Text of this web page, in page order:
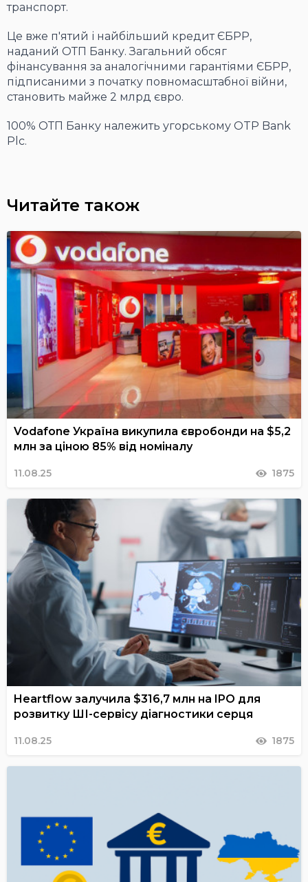
транспорт.
Це вже п'ятий і найбільший кредит ЄБРР,
наданий ОТП Банку. Загальний обсяг
фінансування за аналогічними гарантіями ЄБРР,
підписаними з початку повномасштабної війни,
становить майже 2 млрд євро.
100% ОТП Банку належить угорському OTP Bank
Plc.
Читайте також
Vodafone Україна викупила євробонди на $5,2
млн за ціною 85% від номіналу
11.08.25 1875
Heartflow залучила $316,7 млн на IPO для
розвитку ШІ-сервісу діагностики серця
11.08.25 1875